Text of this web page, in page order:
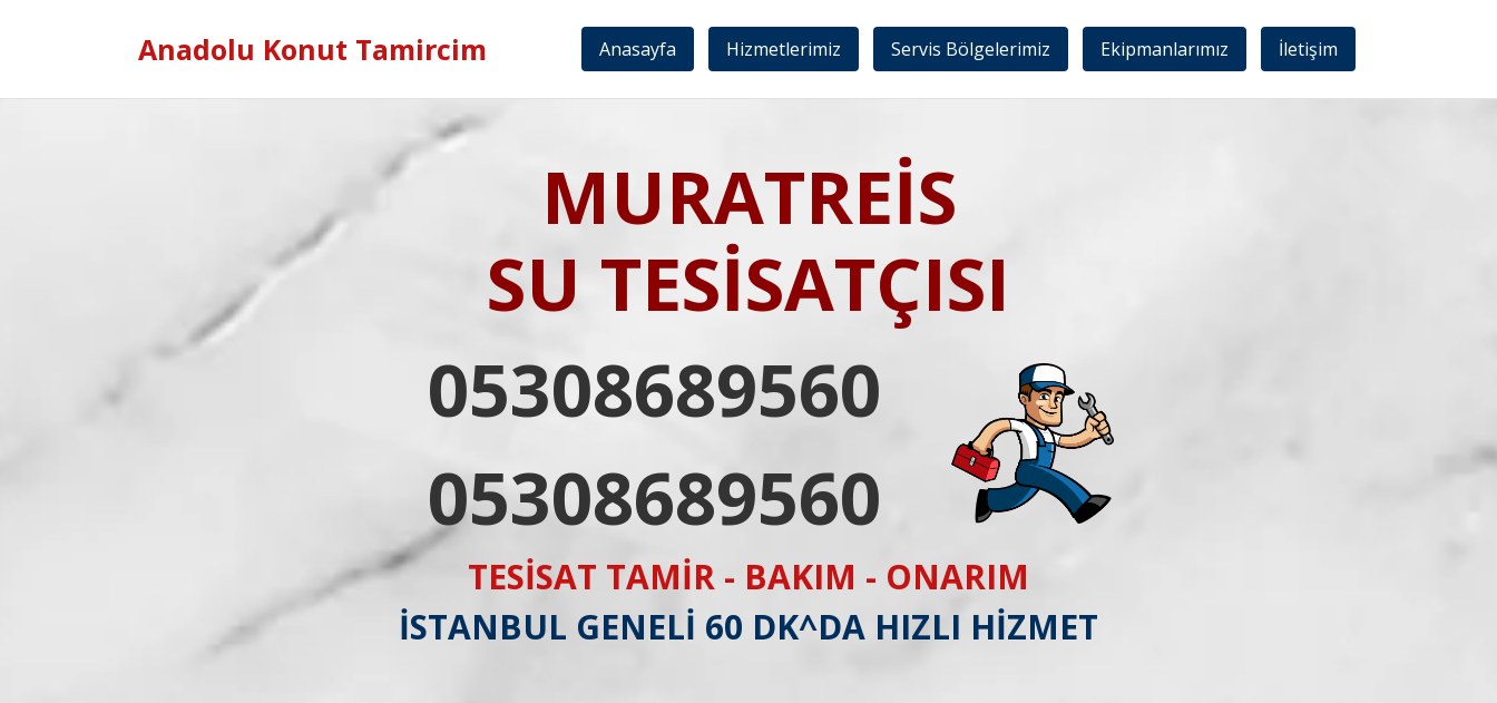
Anadolu Konut Tamircim Anasayfa Hizmetlerimiz Servis Bölgelerimiz Ekipmanlarımız İletişim
MURATREİS
SU TESİSATÇISI
05308689560
05308689560
TESİSAT TAMİR - BAKIM - ONARIM
İSTANBUL GENELİ 60 DK^DA HIZLI HİZMET